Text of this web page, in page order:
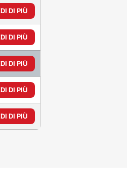
DI PIÙ
DI PIÙ
DI PIÙ
DI PIÙ
DI PIÙ